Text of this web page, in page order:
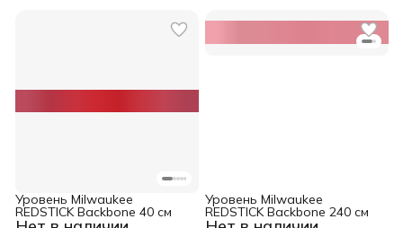
Уровень Milwaukee
REDSTICK Backbone 40 см
Уровень Milwaukee
REDSTICK Backbone 240 см